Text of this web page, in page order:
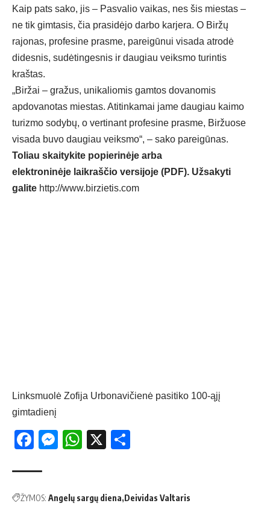
Kaip pats sako, jis – Pasvalio vaikas, nes šis miestas –
ne tik gimtasis, čia prasidėjo darbo karjera. O Biržų
rajonas, profesine prasme, pareigūnui visada atrodė
didesnis, sudėtingesnis ir daugiau veiksmo turintis
kraštas.
„Biržai – gražus, unikaliomis gamtos dovanomis
apdovanotas miestas. Atitinkamai jame daugiau kaimo
turizmo sodybų, o vertinant profesine prasme, Biržuose
visada buvo daugiau veiksmo“, – sako pareigūnas.
Toliau skaitykite popierinėje arba
elektroninėje laikraščio versijoje (PDF). Užsakyti
galite http://www.birzietis.com
Linksmuolė Zofija Urbonavičienė pasitiko 100-ąjį
gimtadienį
Facebook
Messenger
WhatsApp
X
ŽYMOS: Angelų sargų diena Deividas Valtaris